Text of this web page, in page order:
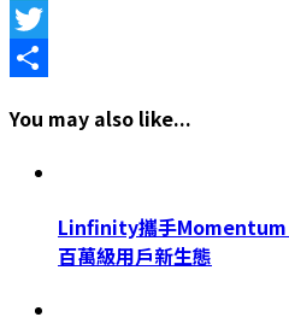
Line
Twitter
You may also like...
Linfinity攜手Momentum
百萬級用戶新生態